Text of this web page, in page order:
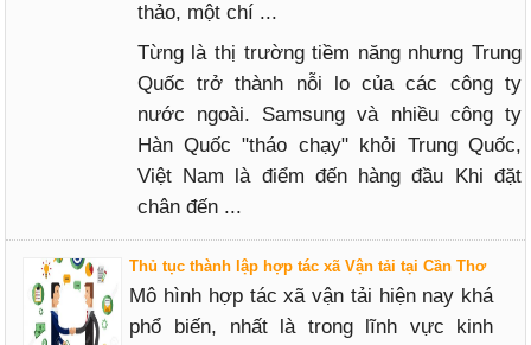
thảo, một chí ...
Từng là thị trường tiềm năng nhưng Trung
Quốc trở thành nỗi lo của các công ty
nước ngoài. Samsung và nhiều công ty
Hàn Quốc "tháo chạy" khỏi Trung Quốc,
Việt Nam là điểm đến hàng đầu Khi đặt
chân đến ...
Thủ tục thành lập hợp tác xã Vận tải tại Cần Thơ
Mô hình hợp tác xã vận tải hiện nay khá
phổ biến, nhất là trong lĩnh vực kinh